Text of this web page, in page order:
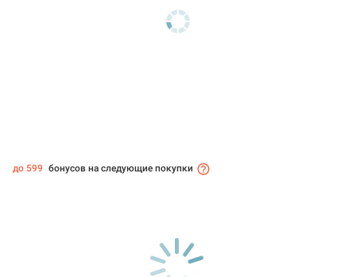
до 599 бонусов на следующие покупки